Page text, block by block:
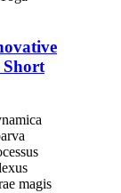
Short
magis